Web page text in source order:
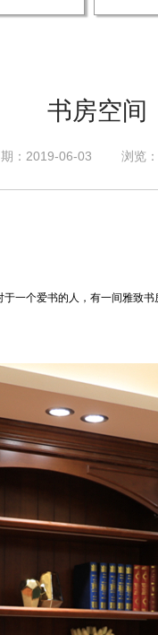
书房空间
期：2019-06-03 浏览
于一个爱书的人，有一间雅致